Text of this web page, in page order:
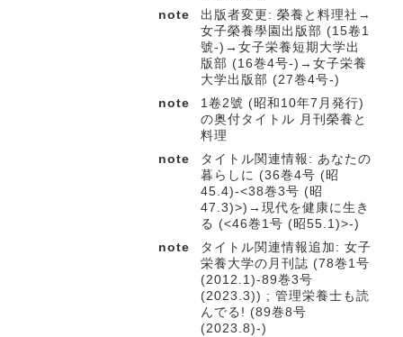
note
出版者変更: 榮養と料理社→
女子榮養學園出版部 (15卷1
號-)→女子栄養短期大学出
版部 (16巻4号-)→女子栄養
大学出版部 (27巻4号-)
note
1卷2號 (昭和10年7月発行)
の奥付タイトル 月刊榮養と
料理
note
タイトル関連情報: あなたの
暮らしに (36巻4号 (昭
45.4)-<38巻3号 (昭
47.3)>)→現代を健康に生き
る (<46巻1号 (昭55.1)>-)
note
タイトル関連情報追加: 女子
栄養大学の月刊誌 (78巻1号
(2012.1)-89巻3号
(2023.3)) ; 管理栄養士も読
んでる! (89巻8号
(2023.8)-)